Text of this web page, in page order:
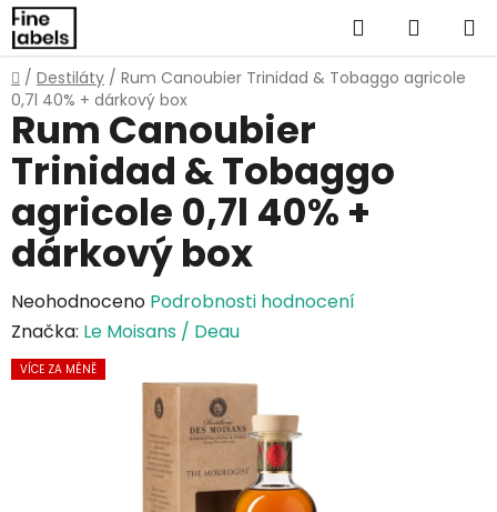
Přejít
na
obsah
Hledat
KOŠÍK
Domů
/ Destiláty / Rum Canoubier Trinidad & Tobaggo agricole
0,7l 40% + dárkový box
Rum Canoubier
Trinidad & Tobaggo
agricole 0,7l 40% +
dárkový box
Průměrné
hodnocení
produktu
Neohodnoceno Podrobnosti hodnocení
Značka: Le Moisans / Deau
VÍCE ZA MÉNĚ